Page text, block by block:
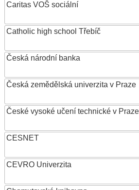
Caritas VOŠ sociální
Catholic high school Třebíč
Česká národní banka
Česká zemědělská univerzita v Praze
České vysoké učení technické v Praze
CESNET
CEVRO Univerzita